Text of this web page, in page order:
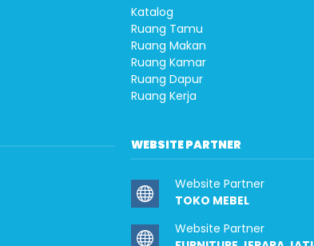
Katalog
Ruang Tamu
Ruang Makan
Ruang Kamar
Ruang Dapur
Ruang Kerja
WEBSITE PARTNER
Website Partner
TOKO MEBEL
Website Partner